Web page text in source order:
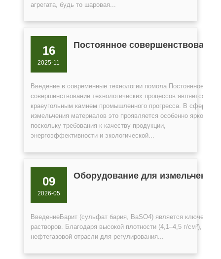
агрегата, будь то шаровая...
16
2025-11
Постоянное совершенствование
Введение в современные технологии помола Постоянное
совершенствование технологических процессов является
краеугольным камнем промышленного прогресса. В сфере
измельчения материалов это проявляется особенно ярко,
поскольку требования к качеству продукции,
энергоэффективности и экологической...
09
2026-05
Оборудование для
ВведениеБарит (сульфат бария, BaSO4) является
растворов. Благодаря высокой плотности (4,1–4,5 г/см³),
нефтегазовой отрасли для регулирования...